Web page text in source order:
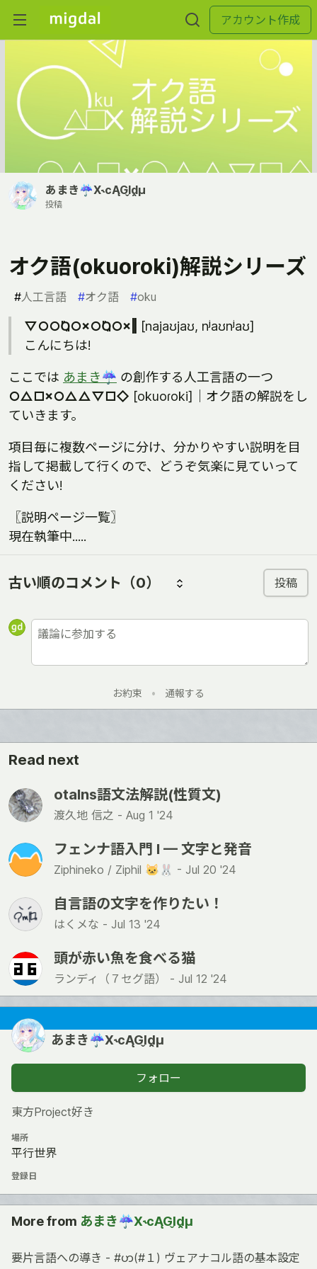
アカウント作成
あまき☔️X˞cĄGl̬d̯μ
投稿
オク語(okuoroki)解説シリーズ
#人工言語 #オク語 #oku
▽○○Ⱒ○×○Ⱒ○×‖
[najaʊjaʊ, nʲaʊnʲaʊ]
こんにちは!
ここでは あまき☔️ の創作する人工言語の一つ
○△□×○△△▽□◇ [okuoɾoki]｜オク語の解説をし
ていきます。
項目毎に複数ページに分け、分かりやすい説明を目
指して掲載して行くので、どうぞ気楽に見ていって
ください!
〖説明ページ一覧〗
現在執筆中.....
古い順のコメント （0） 投稿
お約束 • 通報する
Read next
otalns語文法解説(性質文)
渡久地 信之 - Aug 1 '24
フェンナ語入門 I — 文字と発音
Ziphineko / Ziphil 🐱🐰 - Jul 20 '24
自言語の文字を作りたい！
はくメな - Jul 13 '24
頭が赤い魚を食べる猫
ランディ（７セグ語） - Jul 12 '24
あまき☔️X˞cĄGl̬d̯μ
フォロー
東方Project好き
場所
平行世界
登録日
More from あまき☔️X˞cĄGl̬d̯μ
要片言語への導き - #ဟ(#１) ヴェアナコル語の基本設定